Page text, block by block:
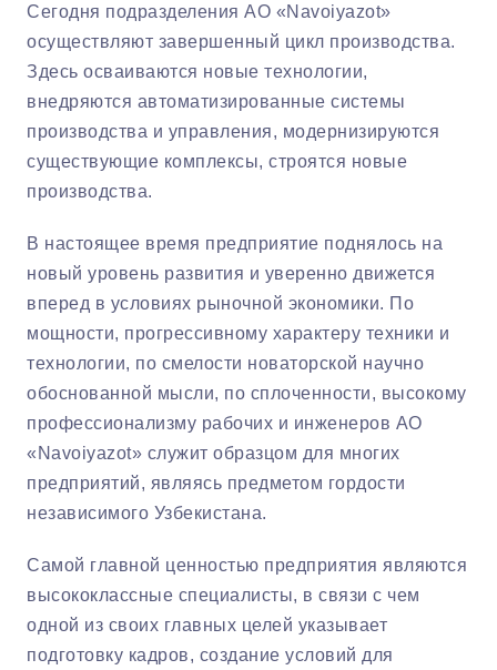
Сегодня подразделения АО «Navoiyazot»
осуществляют завершенный цикл производства.
Здесь осваиваются новые технологии,
внедряются автоматизированные системы
производства и управления, модернизируются
существующие комплексы, строятся новые
производства.
В настоящее время предприятие поднялось на
новый уровень развития и уверенно движется
вперед в условиях рыночной экономики. По
мощности, прогрессивному характеру техники и
технологии, по смелости новаторской научно
обоснованной мысли, по сплоченности, высокому
профессионализму рабочих и инженеров АО
«Navoiyazot» служит образцом для многих
предприятий, являясь предметом гордости
независимого Узбекистана.
Самой главной ценностью предприятия являются
высококлассные специалисты, в связи с чем
одной из своих главных целей указывает
подготовку кадров, создание условий для